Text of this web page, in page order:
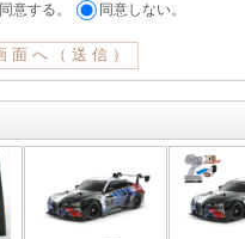
同意する。 同意しない。